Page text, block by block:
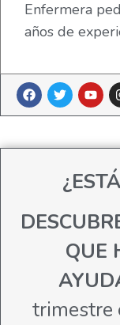
Enfermera
años de
QUE
trimestre